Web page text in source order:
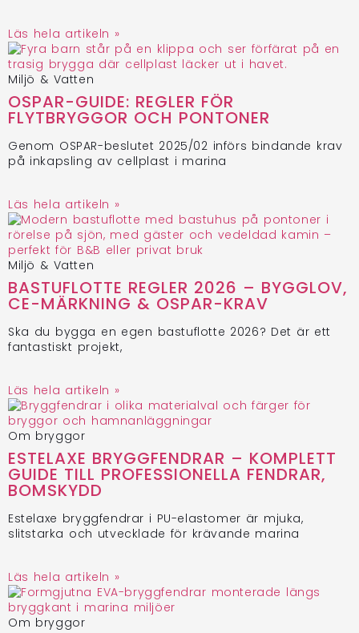
Läs hela artikeln »
Miljö & Vatten
OSPAR-GUIDE: REGLER FÖR
FLYTBRYGGOR OCH PONTONER
Genom OSPAR-beslutet 2025/02 införs bindande krav
på inkapsling av cellplast i marina
Läs hela artikeln »
Miljö & Vatten
BASTUFLOTTE REGLER 2026 – BYGGLOV,
CE-MÄRKNING & OSPAR-KRAV
Ska du bygga en egen bastuflotte 2026? Det är ett
fantastiskt projekt,
Läs hela artikeln »
Om bryggor
ESTELAXE BRYGGFENDRAR – KOMPLETT
GUIDE TILL PROFESSIONELLA FENDRAR,
BOMSKYDD
Estelaxe bryggfendrar i PU-elastomer är mjuka,
slitstarka och utvecklade för krävande marina
Läs hela artikeln »
Om bryggor